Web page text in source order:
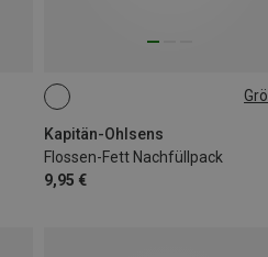
Kapitän-Ohlsens
Flossen-Fett Nachfüllpack
9,95 €
18G